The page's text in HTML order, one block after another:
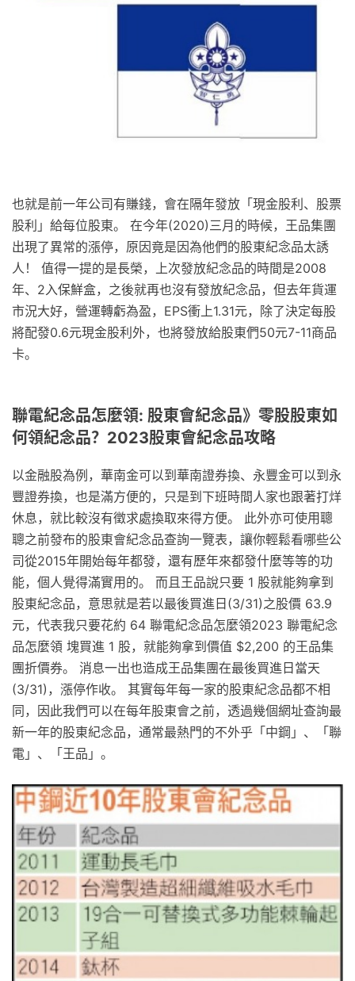
也就是前一年公司有賺錢，會在隔年發放「現金股利、股票
股利」給每位股東。 在今年(2020)三月的時候，王品集團
出現了異常的漲停，原因竟是因為他們的股東紀念品太誘
人！ 值得一提的是長榮，上次發放紀念品的時間是2008
年、2入保鮮盒，之後就再也沒有發放紀念品，但去年貨運
市況大好，營運轉虧為盈，EPS衝上1.31元，除了決定每股
將配發0.6元現金股利外，也將發放給股東們50元7-11商品
卡。
聯電紀念品怎麼領: 股東會紀念品》零股股東如
何領紀念品？2023股東會紀念品攻略
以金融股為例，華南金可以到華南證券換、永豐金可以到永
豐證券換，也是滿方便的，只是到下班時間人家也跟著打烊
休息，就比較沒有徵求處換取來得方便。 此外亦可使用聰
聰之前發布的股東會紀念品查詢一覽表，讓你輕鬆看哪些公
司從2015年開始每年都發，還有歷年來都發什麼等等的功
能，個人覺得滿實用的。 而且王品說只要 1 股就能夠拿到
股東紀念品，意思就是若以最後買進日(3/31)之股價 63.9
元，代表我只要花約 64 聯電紀念品怎麼領2023 聯電紀念
品怎麼領 塊買進 1 股，就能夠拿到價值 $2,200 的王品集
團折價券。 消息一出也造成王品集團在最後買進日當天
(3/31)，漲停作收。 其實每年每一家的股東紀念品都不相
同，因此我們可以在每年股東會之前，透過幾個網址查詢最
新一年的股東紀念品，通常最熱門的不外乎「中鋼」、「聯
電」、「王品」。